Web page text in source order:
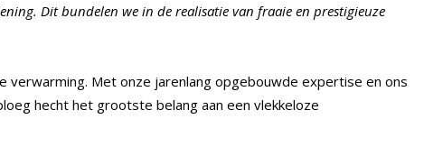
Dit bundelen we in de realisatie van fraaie en prestigieuze
Met onze jarenlang opgebouwde expertise en ons
hecht het grootste belang aan een vlekkeloze